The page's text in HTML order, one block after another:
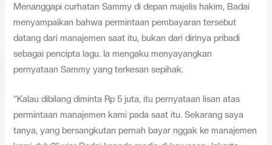
Menanggapi curhatan Sammy di depan majelis hakim, Badai
menyampaikan bahwa permintaan pembayaran tersebut
datang dari manajemen saat itu, bukan dari dirinya pribadi
sebagai pencipta lagu. Ia mengaku menyayangkan
pernyataan Sammy yang terkesan sepihak.
“Kalau dibilang diminta Rp 5 juta, itu pernyataan lisan atas
permintaan manajemen kami pada saat itu. Sekarang saya
tanya, yang bersangkutan pernah bayar nggak ke manajemen